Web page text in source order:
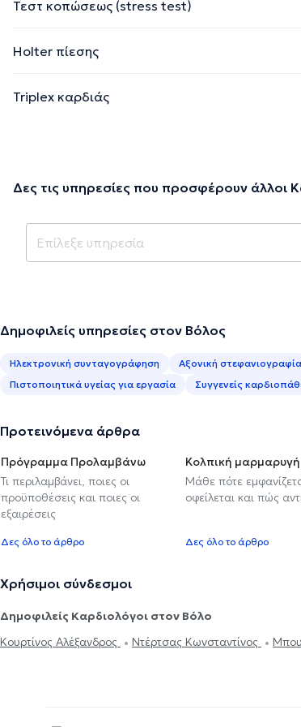
Τεστ κοπώσεως (stress test)
Holter πίεσης
Triplex καρδιάς
Δες τις υπηρεσίες που προσφέρουν άλλοι
Δημοφιλείς υπηρεσίες στον Βόλος
Ηλεκτρονική συνταγογράφηση Αξονική στεφανιογραφία
Πιστοποιητικά υγείας για εργασία
Συγγενείς
Προτεινόμενα άρθρα
Πρόγραμμα Προλαμβάνω
Τι περιλαμβάνει, ποιες οι
προϋποθέσεις και ποιες οι
εξαιρέσεις
Δες όλο το άρθρο
Κολπική μαρμαρυγή
Μάθε πότε
οφείλεται και πώς
Δες όλο το άρθρο
Χρήσιμοι σύνδεσμοι
Δημοφιλείς Καρδιολόγοι στον Βόλο
Κουρτίνος Αλέξανδρος
Ντέρτσας Κωνσταντίνος